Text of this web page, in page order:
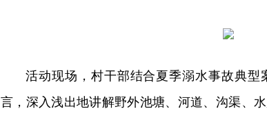
活动现场，村干部结合夏季溺水事故典
言，深入浅出地讲解野外池塘、河道、沟渠、